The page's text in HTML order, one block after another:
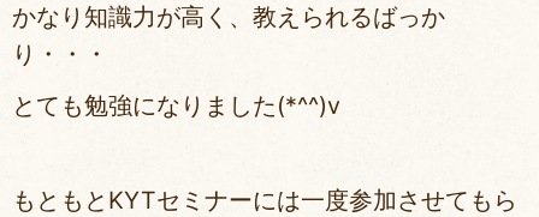
かなり知識力が高く、教えられるばっか
り・・・
とても勉強になりました(*^^)v
もともとKYTセミナーには一度参加させてもら